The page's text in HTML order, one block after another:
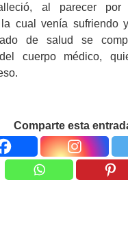
al parecer por
cual venía sufriendo
de salud se
cuerpo médico,
Comparte esta